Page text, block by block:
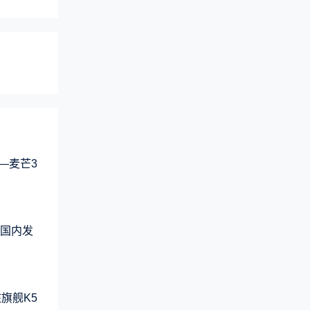
麦芒3
内发
舰K5